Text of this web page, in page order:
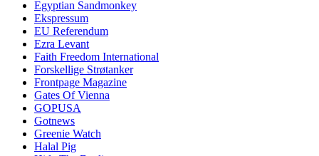
Egyptian Sandmonkey
Ekspressum
EU Referendum
Ezra Levant
Faith Freedom International
Forskellige Strøtanker
Frontpage Magazine
Gates Of Vienna
GOPUSA
Gotnews
Greenie Watch
Halal Pig